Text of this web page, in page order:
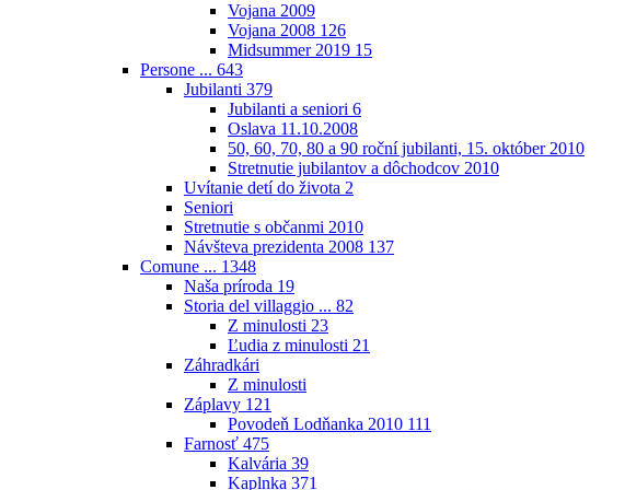
Vojana 2009
Vojana 2008 126
Midsummer 2019 15
Persone ... 643
Jubilanti 379
Jubilanti a seniori 6
Oslava 11.10.2008
50, 60, 70, 80 a 90 roční jubilanti, 15. október 2010
Stretnutie jubilantov a dôchodcov 2010
Uvítanie detí do života 2
Seniori
Stretnutie s občanmi 2010
Návšteva prezidenta 2008 137
Comune ... 1348
Naša príroda 19
Storia del villaggio ... 82
Z minulosti 23
Ľudia z minulosti 21
Záhradkári
Z minulosti
Záplavy 121
Povodeň Lodňanka 2010 111
Farnosť 475
Kalvária 39
Kaplnka 371